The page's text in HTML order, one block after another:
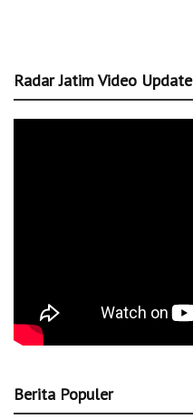
Radar Jatim Video Update
Berita Populer